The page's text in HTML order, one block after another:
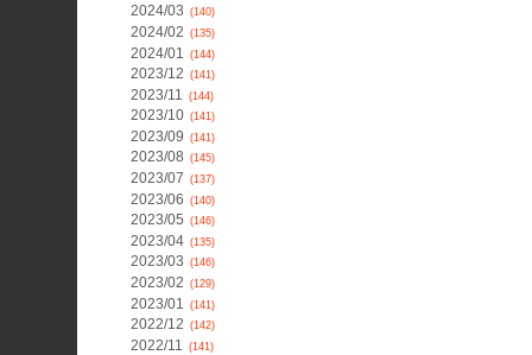
2024/03 (140)
2024/02 (135)
2024/01 (144)
2023/12 (141)
2023/11 (144)
2023/10 (141)
2023/09 (141)
2023/08 (145)
2023/07 (137)
2023/06 (140)
2023/05 (146)
2023/04 (135)
2023/03 (146)
2023/02 (129)
2023/01 (141)
2022/12 (142)
2022/11 (141)